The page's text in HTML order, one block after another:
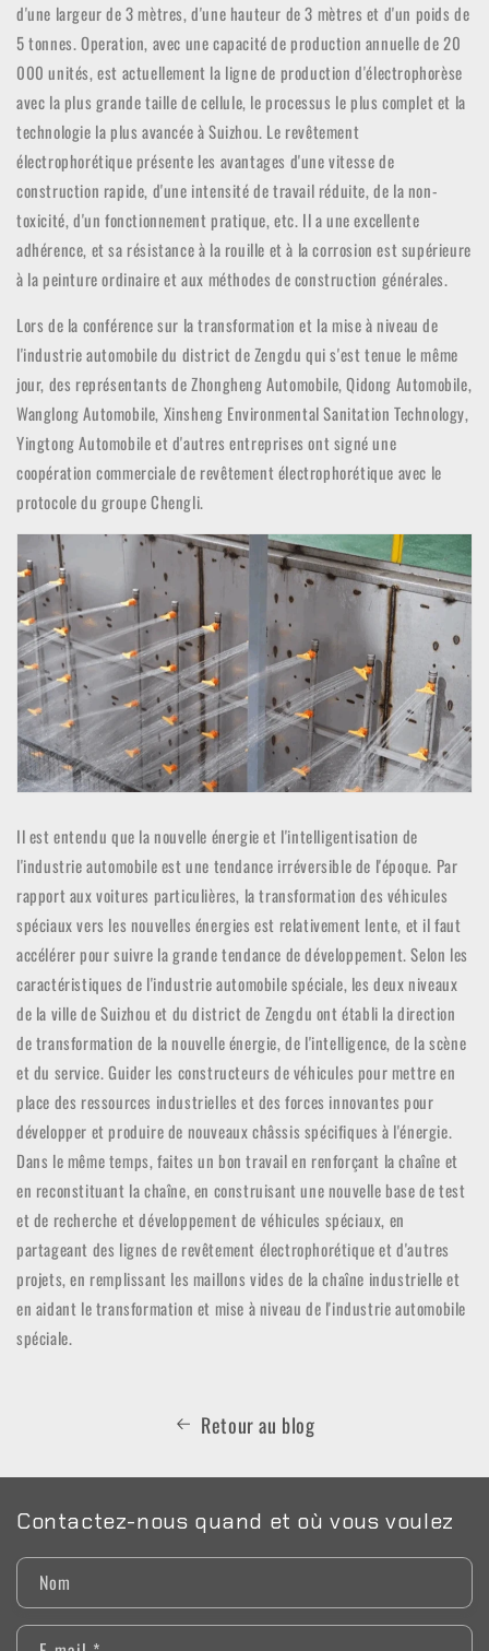
d'une largeur de 3 mètres, d'une hauteur de 3 mètres et d'un poids de
5 tonnes. Operation, avec une capacité de production annuelle de 20
000 unités, est actuellement la ligne de production d'électrophorèse
avec la plus grande taille de cellule, le processus le plus complet et la
technologie la plus avancée à Suizhou. Le revêtement
électrophorétique présente les avantages d'une vitesse de
construction rapide, d'une intensité de travail réduite, de la non-
toxicité, d'un fonctionnement pratique, etc. Il a une excellente
adhérence, et sa résistance à la rouille et à la corrosion est supérieure
à la peinture ordinaire et aux méthodes de construction générales.
Lors de la conférence sur la transformation et la mise à niveau de
l'industrie automobile du district de Zengdu qui s'est tenue le même
jour, des représentants de Zhongheng Automobile, Qidong Automobile,
Wanglong Automobile, Xinsheng Environmental Sanitation Technology,
Yingtong Automobile et d'autres entreprises ont signé une
coopération commerciale de revêtement électrophorétique avec le
protocole du groupe Chengli.
Il est entendu que la nouvelle énergie et l'intelligentisation de
l'industrie automobile est une tendance irréversible de l'époque. Par
rapport aux voitures particulières, la transformation des véhicules
spéciaux vers les nouvelles énergies est relativement lente, et il faut
accélérer pour suivre la grande tendance de développement. Selon les
caractéristiques de l'industrie automobile spéciale, les deux niveaux
de la ville de Suizhou et du district de Zengdu ont établi la direction
de transformation de la nouvelle énergie, de l'intelligence, de la scène
et du service. Guider les constructeurs de véhicules pour mettre en
place des ressources industrielles et des forces innovantes pour
développer et produire de nouveaux châssis spécifiques à l'énergie.
Dans le même temps, faites un bon travail en renforçant la chaîne et
en reconstituant la chaîne, en construisant une nouvelle base de test
et de recherche et développement de véhicules spéciaux, en
partageant des lignes de revêtement électrophorétique et d'autres
projets, en remplissant les maillons vides de la chaîne industrielle et
en aidant le transformation et mise à niveau de l'industrie automobile
spéciale.
Retour au blog
Contactez-nous quand et où vous voulez
Nom